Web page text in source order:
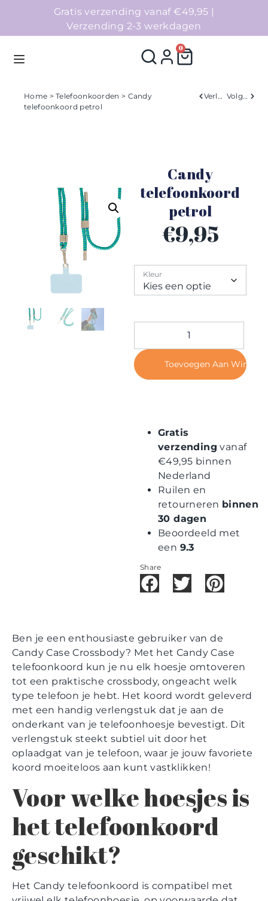
Gratis verzending vanaf €49,95 |
Verzending 2-3 werkdagen
0
Collecties
Contact
Home >Telefoonkoorden > Candy
telefoonkoord petrol
Verleden Volgend
Candy
telefoonkoord
petrol
€9,95
Kleur
Toevoegen Aan
Gratis
verzending vanaf
€49,95 binnen
Nederland
Ruilen en
retourneren binnen
30 dagen
Beoordeeld met
een 9.3
Share
Ben je een enthousiaste gebruiker van de
Candy Case Crossbody? Met het Candy Case
telefoonkoord kun je nu elk hoesje omtoveren
tot een praktische crossbody, ongeacht welk
type telefoon je hebt. Het koord wordt geleverd
met een handig verlengstuk dat je aan de
onderkant van je telefoonhoesje bevestigt. Dit
verlengstuk steekt subtiel uit door het
oplaadgat van je telefoon, waar je jouw favoriete
koord moeiteloos aan kunt vastklikken!
Voor welke hoesjes is
het telefoonkoord
geschikt?
Het Candy telefoonkoord is compatibel met